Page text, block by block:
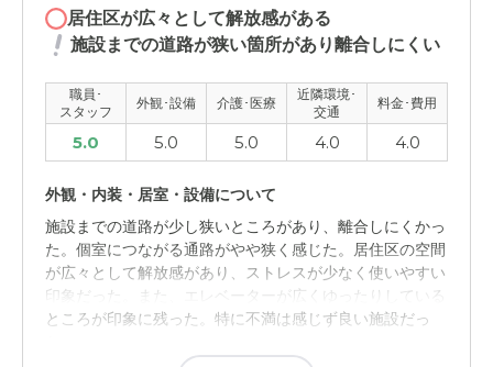
居住区が広々として解放感がある
施設までの道路が狭い箇所があり離合しにくい
職員･
スタッフ
外観･設備 介護･医療
近隣環境･
交通
料金･費用
5.0 5.0 5.0 4.0 4.0
外観・内装・居室・設備について
施設までの道路が少し狭いところがあり、離合しにくかっ
た。個室につながる通路がやや狭く感じた。居住区の空間
が広々として解放感があり、ストレスが少なく使いやすい
印象だった。また、エレベーターが広くゆったりしている
ところが印象に残った。特に不満は感じず良い施設だっ